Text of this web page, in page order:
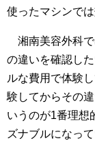
使ったマシンで
湘南美容外科で
の違いを確認し
ルな費用で体験
験してからその
いうのが1番理想
ズナブルになっ